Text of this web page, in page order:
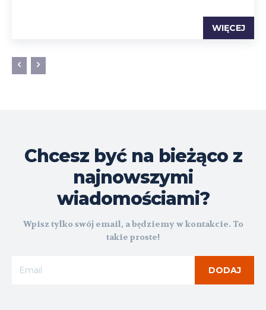
WIĘCEJ
Chcesz być na bieżąco z
najnowszymi
wiadomościami?
Wpisz tylko swój email, a będziemy w kontakcie. To
takie proste!
DODAJ